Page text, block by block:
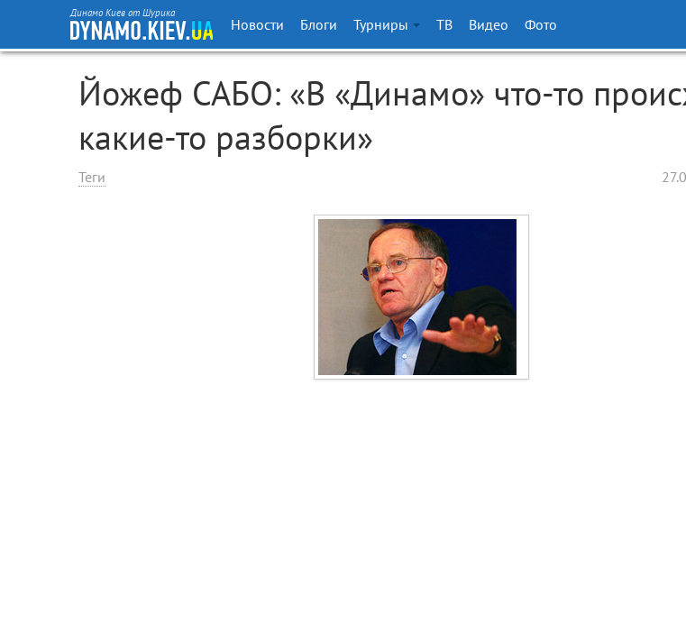
Динамо Киев от Шурика
Новости Блоги Турниры ТВ Видео Фото
Йожеф САБО: «В «Динамо» что-то
какие-то разборки»
Теги